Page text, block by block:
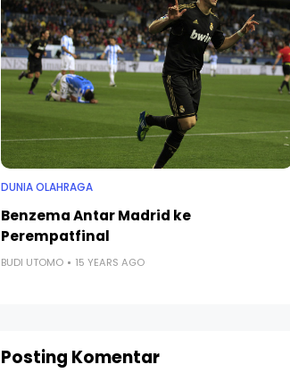
DUNIA OLAHRAGA
Benzema Antar Madrid ke
Perempatfinal
BUDI UTOMO 15 YEARS AGO
Posting Komentar